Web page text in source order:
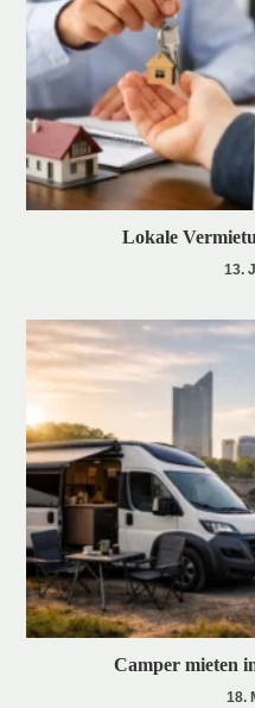
Lokale
13.
Camper mieten
18.